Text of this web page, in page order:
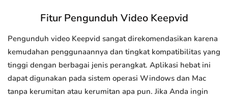
Fitur Pengunduh Video Keepvid
Pengunduh video Keepvid sangat direkomendasikan karena
kemudahan penggunaannya dan tingkat kompatibilitas yang
tinggi dengan berbagai jenis perangkat. Aplikasi hebat ini
dapat digunakan pada sistem operasi Windows dan Mac
tanpa kerumitan atau kerumitan apa pun. Jika Anda ingin